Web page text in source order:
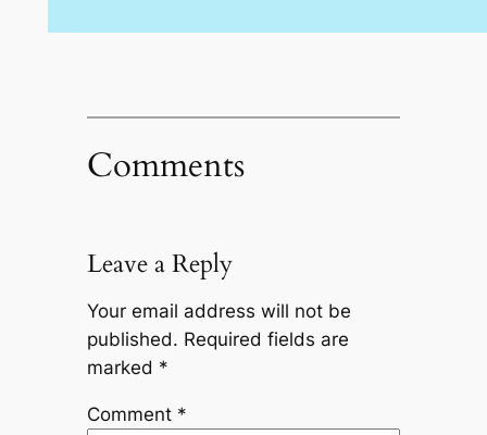
Comments
Leave a Reply
Your email address will not be
published. Required fields are
marked *
Comment *